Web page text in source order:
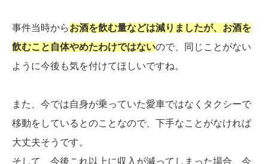
事件当時からお酒を飲む量などは減りましたが、お酒を
飲むこと自体やめたわけではないので、同じことがない
ように今後も気を付けてほしいですね。
また、今では自身が乗っていた愛車ではなくタクシーで
移動をしているとのことなので、下手なことがなければ
大丈夫そうです。
そして、今後これ以上に収入が減ってしまった場合、今